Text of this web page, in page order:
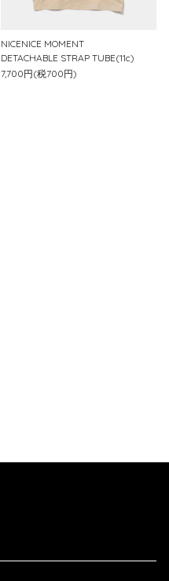
NICENICE MOMENT
DETACHABLE STRAP TUBE(11c)
7,700円(税700円)